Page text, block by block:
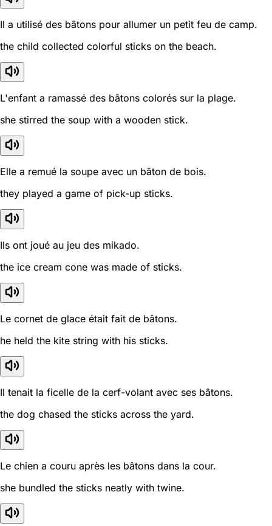
Il a utilisé des bâtons pour allumer un petit feu de camp.
the child collected colorful sticks on the beach.
L'enfant a ramassé des bâtons colorés sur la plage.
she stirred the soup with a wooden stick.
Elle a remué la soupe avec un bâton de bois.
they played a game of pick-up sticks.
Ils ont joué au jeu des mikado.
the ice cream cone was made of sticks.
Le cornet de glace était fait de bâtons.
he held the kite string with his sticks.
Il tenait la ficelle de la cerf-volant avec ses bâtons.
the dog chased the sticks across the yard.
Le chien a couru après les bâtons dans la cour.
she bundled the sticks neatly with twine.